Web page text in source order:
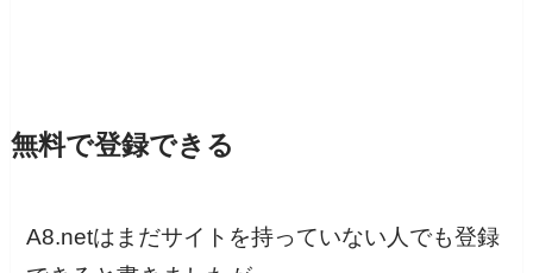
無料で登録できる
A8.netはまだサイトを持っていない人でも登録